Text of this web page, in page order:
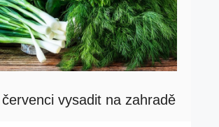
vysadit na zahradě